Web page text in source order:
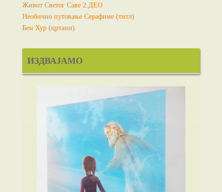
Живот Светог Саве 2.ДЕО
Необично путовање Серафиме (титл)
Бен Хур (цртани)
ИЗДВАЈАМО